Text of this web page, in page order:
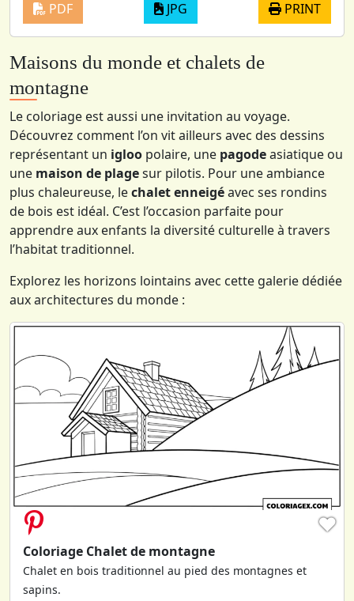
PDF JPG PRINT
Maisons du monde et chalets de
montagne
Le coloriage est aussi une invitation au voyage.
Découvrez comment l’on vit ailleurs avec des dessins
représentant un igloo polaire, une pagodeasiatique ou
une maison de plagesur pilotis. Pour une ambiance
plus chaleureuse, lechalet enneigéavec ses rondins
de bois est idéal. C’est l’occasion parfaite pour
apprendre aux enfants la diversité culturelle à travers
l’habitat traditionnel.
Explorez les horizons lointains avec cette galerie dédiée
aux architectures du monde :
♥
Coloriage Chalet de montagne
Chalet en bois traditionnel au pied des montagnes et
sapins.